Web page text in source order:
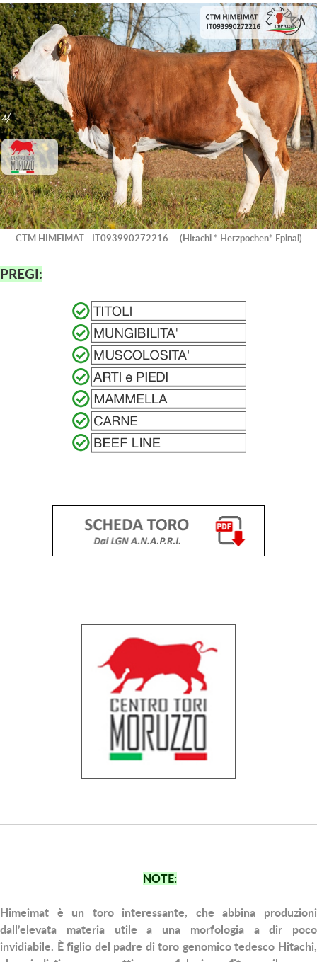
CTM HIMEIMAT - IT093990272216 - (Hitachi * Herzpochen* Epinal)
PREGI:
NOTE:
Himeimat è un toro interessante, che abbina produzioni
dall’elevata materia utile a una morfologia a dir poco
invidiabile. È figlio del padre di toro genomico tedesco Hitachi,